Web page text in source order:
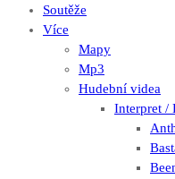
Soutěže
Více
Mapy
Mp3
Hudební videa
Interpret /